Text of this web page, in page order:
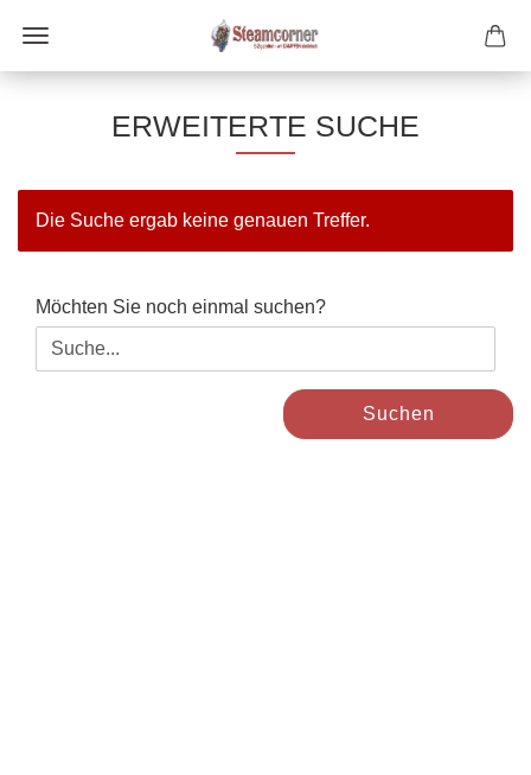
ERWEITERTE SUCHE
Die Suche ergab keine genauen Treffer.
MÖCHTEN
SIE
NOCH
Möchten Sie noch einmal suchen?
Suchen